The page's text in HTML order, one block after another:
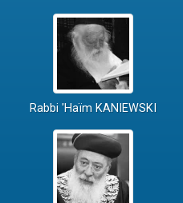
Rabbi 'Haïm KANIEWSKI